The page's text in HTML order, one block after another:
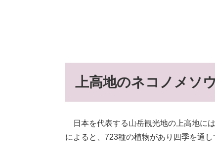
上高地のネコノメソウ
日本を代表する山岳観光地の上高地に
によると、723種の植物があり四季を通